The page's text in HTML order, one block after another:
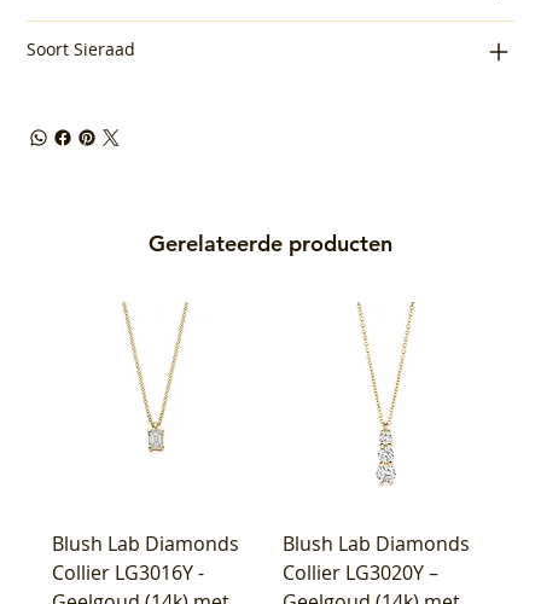
Soort Sieraad
Gerelateerde producten
Blush Lab Diamonds
Collier LG3016Y -
Blush Lab Diamonds
Collier LG3020Y –